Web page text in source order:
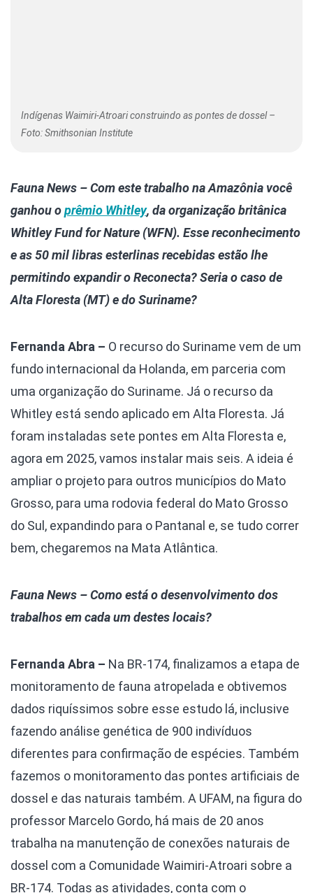
Indígenas Waimiri-Atroari construindo as pontes de dossel –
Foto: Smithsonian Institute
Fauna News – Com este trabalho na Amazônia você
ganhou oprêmio Whitley, da organização britânica
Whitley Fund for Nature (WFN). Esse reconhecimento
e as 50 mil libras esterlinas recebidas estão lhe
permitindo expandir o Reconecta? Seria o caso de
Alta Floresta (MT) e do Suriname?
Fernanda Abra – O recurso do Suriname vem de um
fundo internacional da Holanda, em parceria com
uma organização do Suriname. Já o recurso da
Whitley está sendo aplicado em Alta Floresta. Já
foram instaladas sete pontes em Alta Floresta e,
agora em 2025, vamos instalar mais seis. A ideia é
ampliar o projeto para outros municípios do Mato
Grosso, para uma rodovia federal do Mato Grosso
do Sul, expandindo para o Pantanal e, se tudo correr
bem, chegaremos na Mata Atlântica.
Fauna News – Como está o desenvolvimento dos
trabalhos em cada um destes locais?
Fernanda Abra – Na BR-174, finalizamos a etapa de
monitoramento de fauna atropelada e obtivemos
dados riquíssimos sobre esse estudo lá, inclusive
fazendo análise genética de 900 indivíduos
diferentes para confirmação de espécies. Também
fazemos o monitoramento das pontes artificiais de
dossel e das naturais também. A UFAM, na figura do
professor Marcelo Gordo, há mais de 20 anos
trabalha na manutenção de conexões naturais de
dossel com a Comunidade Waimiri-Atroari sobre a
BR-174. Todas as atividades, conta com o